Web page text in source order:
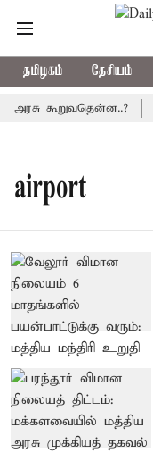
தமிழகம் தேசியம்
கூறுவதென்ன..?
airport